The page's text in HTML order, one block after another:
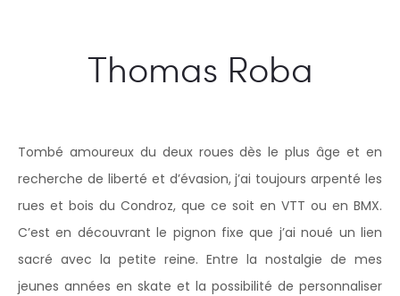
Thomas Roba
Tombé amoureux du deux roues dès le plus âge et en
recherche de liberté et d’évasion, j’ai toujours arpenté les
rues et bois du Condroz, que ce soit en VTT ou en BMX.
C’est en découvrant le pignon fixe que j’ai noué un lien
sacré avec la petite reine. Entre la nostalgie de mes
jeunes années en skate et la possibilité de personnaliser